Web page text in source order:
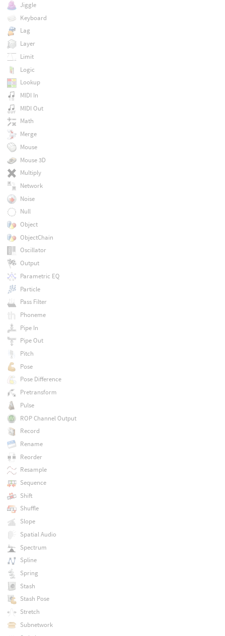
Jiggle
Keyboard
Lag
Layer
Limit
Logic
Lookup
MIDI In
MIDI Out
Math
Merge
Mouse
Mouse 3D
Multiply
Network
Noise
Null
Object
ObjectChain
Oscillator
Output
Parametric EQ
Particle
Pass Filter
Phoneme
Pipe In
Pipe Out
Pitch
Pose
Pose Difference
Pretransform
Pulse
ROP Channel Output
Record
Rename
Reorder
Resample
Sequence
Shift
Shuffle
Slope
Spatial Audio
Spectrum
Spline
Spring
Stash
Stash Pose
Stretch
Subnetwork